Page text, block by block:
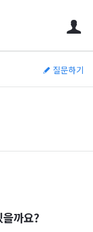
질문하기
까요?